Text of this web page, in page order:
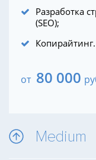
Разработка
(SEO);
Копирайтинг.
от 80 000
Medium